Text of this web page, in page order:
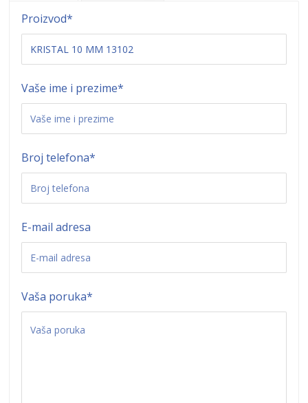
Proizvod*
Vaše ime i prezime*
Broj telefona*
E-mail adresa
Vaša poruka*